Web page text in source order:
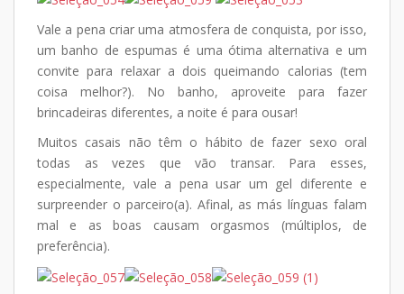
Vale a pena criar uma atmosfera de conquista, por isso,
um banho de espumas é uma ótima alternativa e um
convite para relaxar a dois queimando calorias (tem
coisa melhor?). No banho, aproveite para fazer
brincadeiras diferentes, a noite é para ousar!
Muitos casais não têm o hábito de fazer sexo oral
todas as vezes que vão transar. Para esses,
especialmente, vale a pena usar um gel diferente e
surpreender o parceiro(a). Afinal, as más línguas falam
mal e as boas causam orgasmos (múltiplos, de
preferência).